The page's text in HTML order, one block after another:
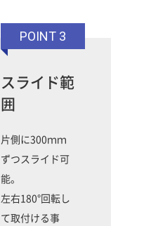
POINT 3
スライド範
囲
片側に300ｍｍ
ずつスライド可
能。
左右180°回転し
て取付ける事